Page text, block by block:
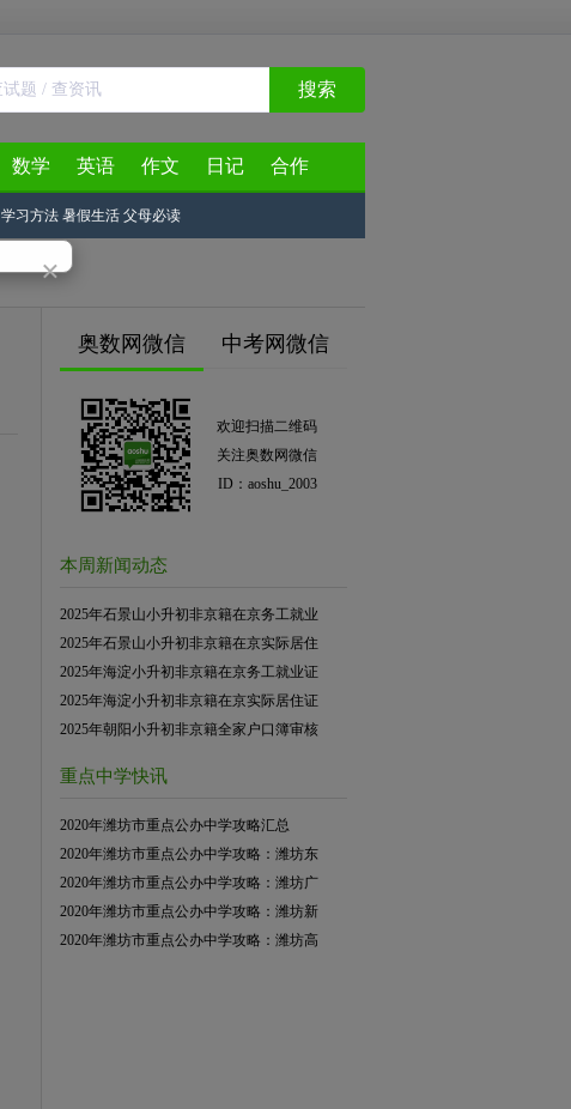
×
搜索
数学 英语 作文 日记 合作
学习方法 暑假生活 父母必读
奥数网微信 中考网微信
欢迎扫描二维码
关注奥数网微信
ID：aoshu_2003
本周新闻动态
2025年石景山小升初非京籍在京务工就业
2025年石景山小升初非京籍在京实际居住
2025年海淀小升初非京籍在京务工就业证
2025年海淀小升初非京籍在京实际居住证
2025年朝阳小升初非京籍全家户口簿审核
重点中学快讯
2020年潍坊市重点公办中学攻略汇总
2020年潍坊市重点公办中学攻略：潍坊东
2020年潍坊市重点公办中学攻略：潍坊广
2020年潍坊市重点公办中学攻略：潍坊新
2020年潍坊市重点公办中学攻略：潍坊高